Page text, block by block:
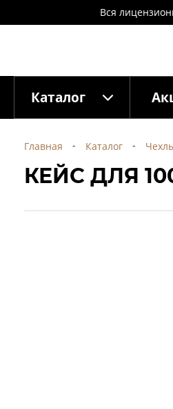
Вся
Каталог
Главная Каталог
КЕЙС ДЛЯ